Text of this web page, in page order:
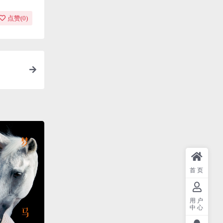
点赞(0)
首页
用户
中心